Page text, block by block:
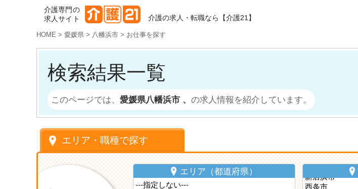
介護専門の
求人サイト
介護の求人・転職なら【介護21】
HOME > 愛媛県 > 八幡浜市 > お仕事を探す
検索結果一覧
このページでは、 愛媛県八幡浜市 、 の求人情報を紹介しています。
エリア・職種で探す
エリア（都道府県）